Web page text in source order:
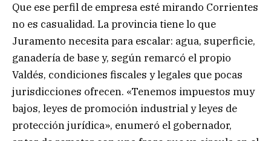
Que ese perfil de empresa esté mirando Corrientes
no es casualidad. La provincia tiene lo que
Juramento necesita para escalar: agua, superficie,
ganadería de base y, según remarcó el propio
Valdés, condiciones fiscales y legales que pocas
jurisdicciones ofrecen. «Tenemos impuestos muy
bajos, leyes de promoción industrial y leyes de
protección jurídica», enumeró el gobernador,